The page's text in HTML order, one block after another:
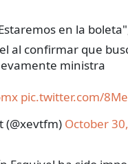
en la
al confirmar que
ministra
pic.twitter.com/
October